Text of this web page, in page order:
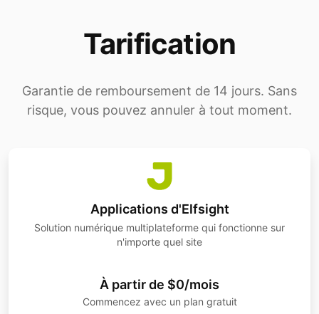
Tarification
Garantie de remboursement de 14 jours. Sans
risque, vous pouvez annuler à tout moment.
Applications d'Elfsight
Solution numérique multiplateforme qui fonctionne sur
n'importe quel site
À partir de $0/mois
Commencez avec un plan gratuit